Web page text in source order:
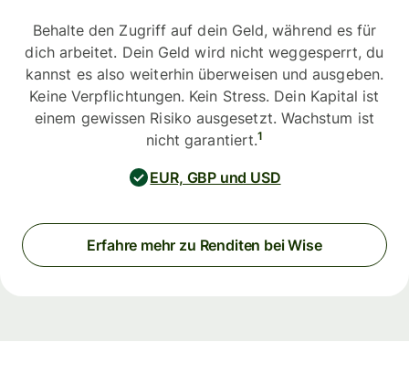
Behalte den Zugriff auf dein Geld, während es für
dich arbeitet. Dein Geld wird nicht weggesperrt, du
kannst es also weiterhin überweisen und ausgeben.
Keine Verpflichtungen. Kein Stress. Dein Kapital ist
einem gewissen Risiko ausgesetzt. Wachstum ist
nicht garantiert.1
EUR, GBP und USD
Erfahre mehr zu Renditen bei Wise